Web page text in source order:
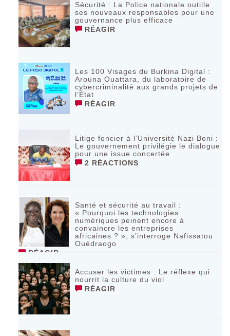
Sécurité : La Police nationale outille
ses nouveaux responsables pour une
gouvernance plus efficace
RÉAGIR
Les 100 Visages du Burkina Digital :
Arouna Ouattara, du laboratoire de
cybercriminalité aux grands projets de
l’État
RÉAGIR
Litige foncier à l’Université Nazi Boni :
Le gouvernement privilégie le dialogue
pour une issue concertée
2 RÉACTIONS
Santé et sécurité au travail :
« Pourquoi les technologies
numériques peinent encore à
convaincre les entreprises
africaines ? », s’interroge Nafissatou
Ouédraogo
RÉAGIR
Accuser les victimes : Le réflexe qui
nourrit la culture du viol
RÉAGIR